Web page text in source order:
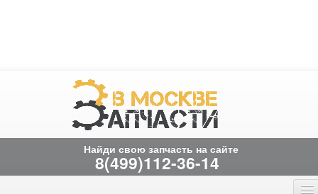
Найди свою запчасть на сайте
8(499)112-36-14